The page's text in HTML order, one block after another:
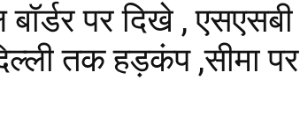
पर दिखे , एसएसबी
तक हड़कंप ,सीमा पर